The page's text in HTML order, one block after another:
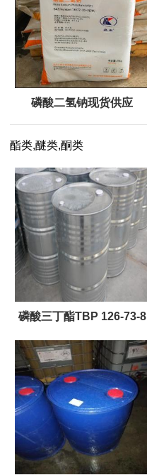
磷酸二氢钠现货供应
酯类,醚类,酮类
磷酸三丁酯TBP 126-73-8